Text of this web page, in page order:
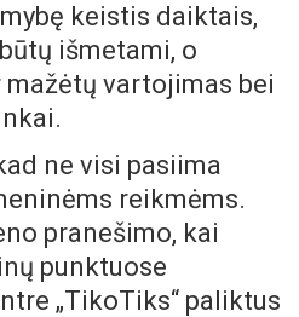
keistis daiktais,
išmetami, o
vartojimas bei
ne visi pasiima
reikmėms.
pranešimo, kai
punktuose
„TikoTiks“ paliktus